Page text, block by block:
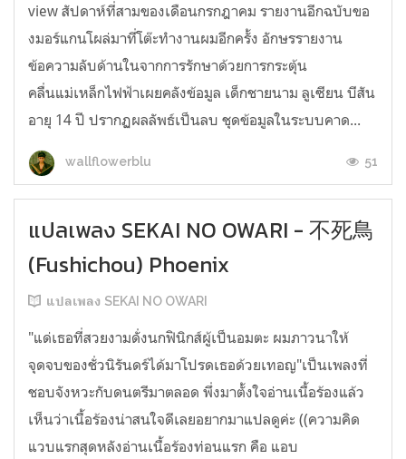
view สัปดาห์ที่สามของเดือนกรกฎาคม รายงานอีกฉบับขอ
งมอร์แกนโผล่มาที่โต๊ะทำงานผมอีกครั้ง อักษรรายงาน
ข้อความลับด้านในจากการรักษาด้วยการกระตุ้น
คลื่นแม่เหล็กไฟฟ้าเผยคลังข้อมูล เด็กชายนาม ลูเซียน บีสัน
อายุ 14 ปี ปรากฏผลลัพธ์เป็นลบ ชุดข้อมูลในระบบคาด...
wallflowerblu 51
แปลเพลง SEKAI NO OWARI - 不死鳥
(Fushichou) Phoenix
แปลเพลง SEKAI NO OWARI
"แด่เธอที่สวยงามดั่งนกฟินิกส์ผู้เป็นอมตะ ผมภาวนาให้
จุดจบของชั่วนิรันดร์ได้มาโปรดเธอด้วยเทอญ"เป็นเพลงที่
ชอบจังหวะกับดนตรีมาตลอด พึ่งมาตั้งใจอ่านเนื้อร้องแล้ว
เห็นว่าเนื้อร้องน่าสนใจดีเลยอยากมาแปลดูค่ะ ((ความคิด
แวบแรกสุดหลังอ่านเนื้อร้องท่อนแรก คือ แอบ